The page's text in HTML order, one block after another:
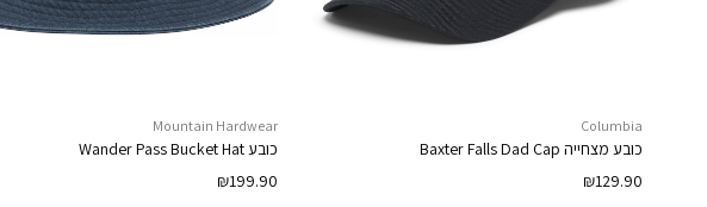
Columbia
כובע מצחייה Baxter Falls Dad Cap
₪129.90
Mountain Hardwear
כובעWander Pass Bucket Hat
₪199.90